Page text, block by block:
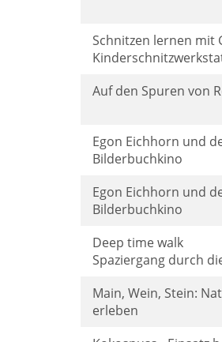
Schnitzen lernen mit
Auf den Spuren von
Egon Eichhorn und
Bilderbuchkino
Egon Eichhorn und
Bilderbuchkino
Deep time walk
Spaziergang durch
Main, Wein, Stein:
erleben